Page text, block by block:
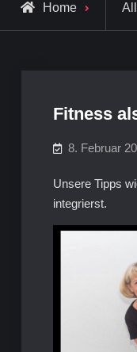
Home
Fitness
8. Februar
Unsere Tipps
integrierst.